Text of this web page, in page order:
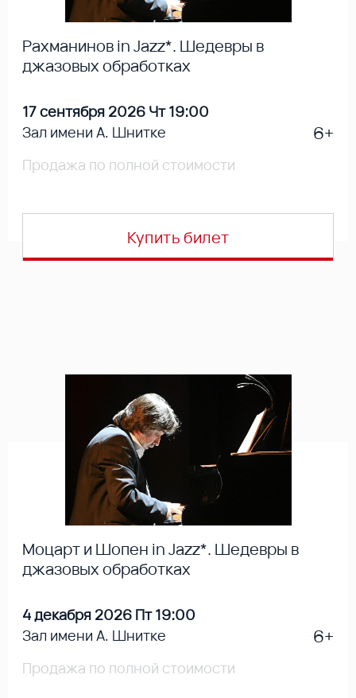
Рахманинов in Jazz*. Шедевры в
джазовых обработках
17 сентября 2026 Чт 19:00
Зал имени А. Шнитке
6+
Продажа по полной стоимости
Купить билет
Моцарт и Шопен in Jazz*. Шедевры в
джазовых обработках
4 декабря 2026 Пт 19:00
Зал имени А. Шнитке
6+
Продажа по полной стоимости